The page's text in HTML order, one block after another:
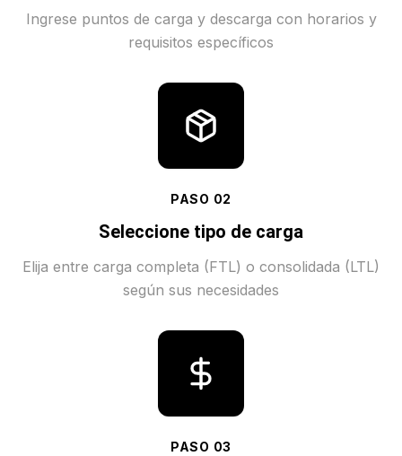
Ingrese puntos de carga y descarga con horarios y
requisitos específicos
PASO 02
Seleccione tipo de carga
Elija entre carga completa (FTL) o consolidada (LTL)
según sus necesidades
PASO 03